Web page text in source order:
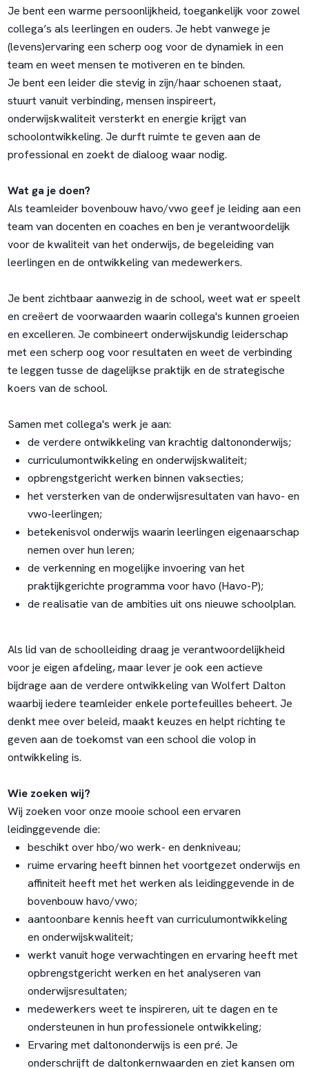
Je bent een warme persoonlijkheid, toegankelijk voor zowel
collega’s als leerlingen en ouders. Je hebt vanwege je
(levens)ervaring een scherp oog voor de dynamiek in een
team en weet mensen te motiveren en te binden.
Je bent een leider die stevig in zijn/haar schoenen staat,
stuurt vanuit verbinding, mensen inspireert,
onderwijskwaliteit versterkt en energie krijgt van
schoolontwikkeling. Je durft ruimte te geven aan de
professional en zoekt de dialoog waar nodig.
Wat ga je doen?
Als teamleider bovenbouw havo/vwo geef je leiding aan een
team van docenten en coaches en ben je verantwoordelijk
voor de kwaliteit van het onderwijs, de begeleiding van
leerlingen en de ontwikkeling van medewerkers.
Je bent zichtbaar aanwezig in de school, weet wat er speelt
en creëert de voorwaarden waarin collega's kunnen groeien
en excelleren. Je combineert onderwijskundig leiderschap
met een scherp oog voor resultaten en weet de verbinding
te leggen tusse de dagelijkse praktijk en de strategische
koers van de school.
Samen met collega's werk je aan:
de verdere ontwikkeling van krachtig daltononderwijs;
curriculumontwikkeling en onderwijskwaliteit;
opbrengstgericht werken binnen vaksecties;
het versterken van de onderwijsresultaten van havo- en
vwo-leerlingen;
betekenisvol onderwijs waarin leerlingen eigenaarschap
nemen over hun leren;
de verkenning en mogelijke invoering van het
praktijkgerichte programma voor havo (Havo-P);
de realisatie van de ambities uit ons nieuwe schoolplan.
Als lid van de schoolleiding draag je verantwoordelijkheid
voor je eigen afdeling, maar lever je ook een actieve
bijdrage aan de verdere ontwikkeling van Wolfert Dalton
waarbij iedere teamleider enkele portefeuilles beheert. Je
denkt mee over beleid, maakt keuzes en helpt richting te
geven aan de toekomst van een school die volop in
ontwikkeling is.
Wie zoeken wij?
Wij zoeken voor onze mooie school een ervaren
leidinggevende die:
beschikt over hbo/wo werk- en denkniveau;
ruime ervaring heeft binnen het voortgezet onderwijs en
affiniteit heeft met het werken als leidinggevende in de
bovenbouw havo/vwo;
aantoonbare kennis heeft van curriculumontwikkeling
en onderwijskwaliteit;
werkt vanuit hoge verwachtingen en ervaring heeft met
opbrengstgericht werken en het analyseren van
onderwijsresultaten;
medewerkers weet te inspireren, uit te dagen en te
ondersteunen in hun professionele ontwikkeling;
Ervaring met daltononderwijs is een pré. Je
onderschrijft de daltonkernwaarden en ziet kansen om